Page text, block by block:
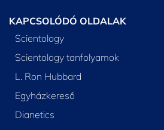
KAPCSOLÓDÓ OLDALAK
Scientology
Scientology tanfolyamok
L. Ron Hubbard
Egyházkereső
Dianetics